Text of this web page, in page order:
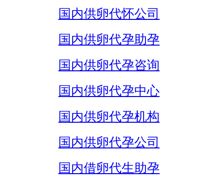
国内供卵代怀公司
国内供卵代孕助孕
国内供卵代孕咨询
国内供卵代孕中心
国内供卵代孕机构
国内供卵代孕公司
国内借卵代生助孕